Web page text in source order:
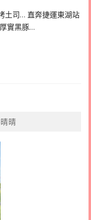
土司… 直奔捷運東湖站
實黑豚…
晴